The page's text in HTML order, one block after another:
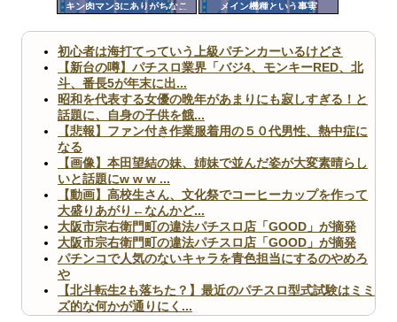
キン肉マン3にありがちなこ
メイン機種という事実
ツー
初心者は海打てっていう上級パチンカーいるけどさ
【新台の噂】パチスロ業界「バジ4、モンキーRED、北
斗、番長5が年末に出...
昭和を代表する女優の晩年があまりにも寂しすぎる！と
話題に、自身の子供を餓...
【悲報】ファン付き作業服着用の５０代男性、熱中症に
なる
【画像】本田望結の妹、姉妹で並んだ姿が大変素晴らし
いと話題にw w w ...
【動画】高校生さん、文化祭でコーヒーカップを作って
大盛りあがり←なんかど...
大阪市宗右衛門町の違法パチスロ店「GOOD」が摘発
大阪市宗右衛門町の違法パチスロ店「GOOD」が摘発
パチンコで人気のないキャラを青色担当にするのやめろ
や
【北斗転生2も落ちた？】最近のパチスロ型式試験はミミ
ズ的な何かが通りにく...